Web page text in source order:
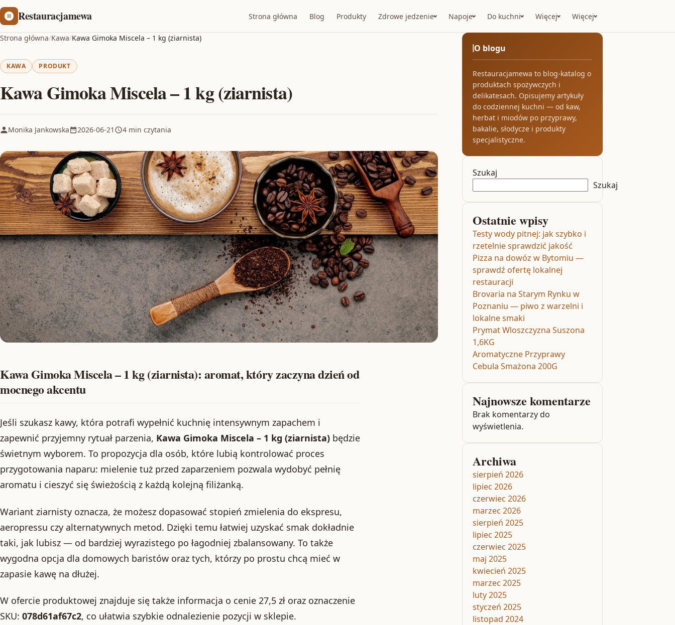
Restauracjamewa Strona główna Blog Produkty Zdrowe jedzenie Napoje Do kuchni Więcej Więcej
Strona główna/Kawa/Kawa Gimoka Miscela – 1 kg (ziarnista)
KAWA PRODUKT
Kawa Gimoka Miscela – 1 kg (ziarnista)
Monika Jankowska 2026-06-21 4 min czytania
Kawa Gimoka Miscela – 1 kg (ziarnista): aromat, który zaczyna dzień od
mocnego akcentu
Jeśli szukasz kawy, która potrafi wypełnić kuchnię intensywnym zapachem i
zapewnić przyjemny rytuał parzenia, Kawa Gimoka Miscela – 1 kg (ziarnista) będzie
świetnym wyborem. To propozycja dla osób, które lubią kontrolować proces
przygotowania naparu: mielenie tuż przed zaparzeniem pozwala wydobyć pełnię
aromatu i cieszyć się świeżością z każdą kolejną filiżanką.
Wariant ziarnisty oznacza, że możesz dopasować stopień zmielenia do ekspresu,
aeropressu czy alternatywnych metod. Dzięki temu łatwiej uzyskać smak dokładnie
taki, jak lubisz — od bardziej wyrazistego po łagodniej zbalansowany. To także
wygodna opcja dla domowych baristów oraz tych, którzy po prostu chcą mieć w
zapasie kawę na dłużej.
W ofercie produktowej znajduje się także informacja o cenie 27,5 zł oraz oznaczenie
SKU: 078d61af67c2, co ułatwia szybkie odnalezienie pozycji w sklepie.
O blogu
Restauracjamewa to blog-katalog o
produktach spożywczych i
delikatesach. Opisujemy artykuły
do codziennej kuchni — od kaw,
herbat i miodów po przyprawy,
bakalie, słodycze i produkty
specjalistyczne.
Szukaj
Szukaj
Ostatnie wpisy
Testy wody pitnej: jak szybko i
rzetelnie sprawdzić jakość
Pizza na dowóz w Bytomiu —
sprawdź ofertę lokalnej
restauracji
Brovaria na Starym Rynku w
Poznaniu — piwo z warzelni i
lokalne smaki
Prymat Wloszczyzna Suszona
1,6KG
Aromatyczne Przyprawy
Cebula Smażona 200G
Najnowsze komentarze
Brak komentarzy do
wyświetlenia.
Archiwa
sierpień 2026
lipiec 2026
czerwiec 2026
marzec 2026
sierpień 2025
lipiec 2025
czerwiec 2025
maj 2025
kwiecień 2025
marzec 2025
luty 2025
styczeń 2025
listopad 2024